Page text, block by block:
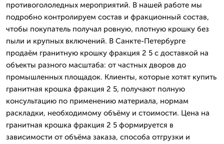
противогололедных мероприятий. В нашей работе мы
подробно контролируем состав и фракционный состав,
чтобы покупатель получал ровную, плотную крошку без
пыли и крупных включений. В Санкте-Петербурге
продаём гранитную крошку фракция 2 5 с доставкой на
объекты разного масштаба: от частных дворов до
промышленных площадок. Клиенты, которые хотят купить
гранитная крошка фракция 2 5, получают полную
консультацию по применению материала, нормам
раскладки, необходимому объёму и стоимости. Цена на
гранитная крошка фракция 2 5 формируется в
зависимости от объёма заказа, способа отгрузки и